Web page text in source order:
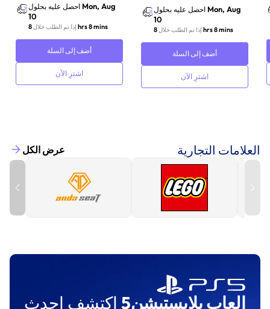
احصل عليه بحلول Mon, Aug
10
إذا تم الطلب خلال 8 hrs 8 mins
أضف إلى السلة
اشترِ الآن
احصل عليه بحلول Mon, Aug
10
إذا تم الطلب خلال 8 hrs 8 mins
أضف إلى السلة
اشترِ الآن
العلامات التجارية عرض الكل
العاب بلايستيشن5 اكتشف احدث